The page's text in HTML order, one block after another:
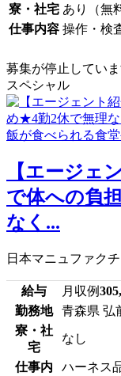
寮・社宅 あり（無
仕事内容 操作・検
募集が停止してい
スペシャル
【エージェ
で体への負
なく...
日本マニュファク
給与 月収例
勤務地
青森県 弘
寮・社
宅
なし
仕事内
ハーネス